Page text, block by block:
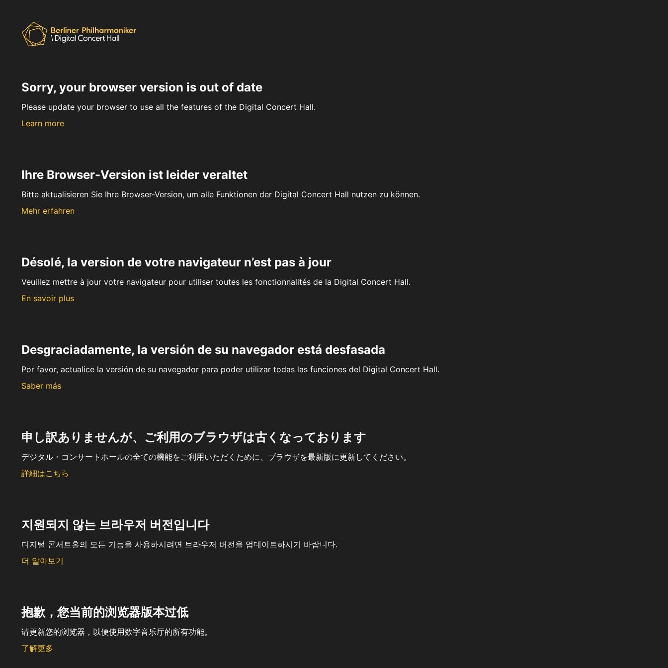
Sorry, your browser version is out of date
Please update your browser to use all the features of the Digital Concert Hall.
Learn more
Ihre Browser-Version ist leider veraltet
Bitte aktualisieren Sie Ihre Browser-Version, um alle Funktionen der Digital Concert Hall nutzen zu können.
Mehr erfahren
Désolé, la version de votre navigateur n’est pas à jour
Veuillez mettre à jour votre navigateur pour utiliser toutes les fonctionnalités de la Digital Concert Hall.
En savoir plus
Desgraciadamente, la versión de su navegador está desfasada
Por favor, actualice la versión de su navegador para poder utilizar todas las funciones del Digital Concert Hall.
Saber más
申し訳ありませんが、ご利用のブラウザは古くなっております
デジタル・コンサートホールの全ての機能をご利用いただくために、ブラウザを最新版に更新してください。
詳細はこちら
지원되지 않는 브라우저 버전입니다
디지털 콘서트홀의 모든 기능을 사용하시려면 브라우저 버전을 업데이트하시기 바랍니다.
더 알아보기
抱歉，您当前的浏览器版本过低
请更新您的浏览器，以便使用数字音乐厅的所有功能。
了解更多